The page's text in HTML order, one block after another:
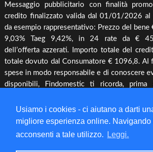
Usiamo i cookies - ci aiutano a darti
migliore esperienza online. Navigando
acconsenti a tale utilizzo.
Leggi.
Agricoltura
Irrigazione & Pompe
Riscaldamento & Pannelli solari &
Elettronica & illuminazione
Cura piante
Offerte
Messaggio pubblicitario con finalità
credito finalizzato valida dal 01/01/2026
da esempio rappresentativo: Prezzo del
9,03% Taeg 9,42%, in 24 rate da €
dell’offerta azzerati. Importo totale del
totale dovuto dal Consumatore € 1096,8. Al
spese in modo responsabile e di conoscere
disponibili, Findomestic ti ricorda, prima
contratto, di prendere visione di tutte le
contrattuali, facendo riferimento alle
Base sul Credito ai Consumatori (IEBCC)
Salvo approvazione di Findomestic Banca
opera quale intermediario del credito per